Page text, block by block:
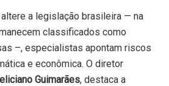
a legislação brasileira — na
classificados como
–, especialistas apontam riscos
e econômica. O diretor
Guimarães, destaca a